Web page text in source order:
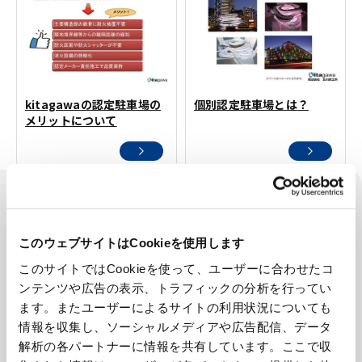
このウェブサイトはCookieを使用します
このサイトではCookieを使って、ユーザーに合わせたコ
ンテンツや広告の表示、トラフィックの分析を行ってい
ます。またユーザーによるサイトの利用状況についても
情報を収集し、ソーシャルメディアや広告配信、データ
解析の各パートナーに情報を共有しています。ここで収
コンクリートプラント
環境設備
kitagawaの認定駐車場の
メリットについて
個別認定駐車場とは？